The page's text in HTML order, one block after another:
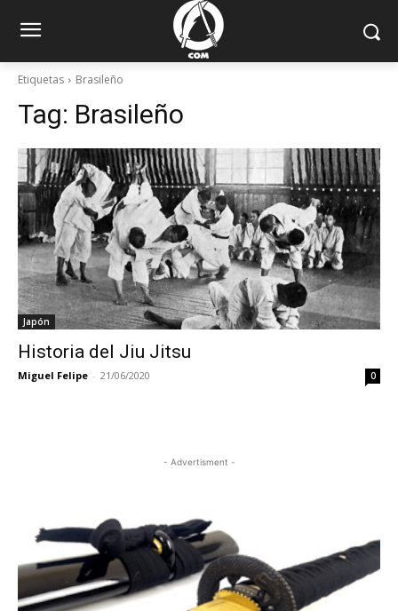
Etiquetas Brasileño
Tag: Brasileño
Japón
Historia del Jiu Jitsu
Miguel Felipe - 21/06/2020 0
- Advertisment -